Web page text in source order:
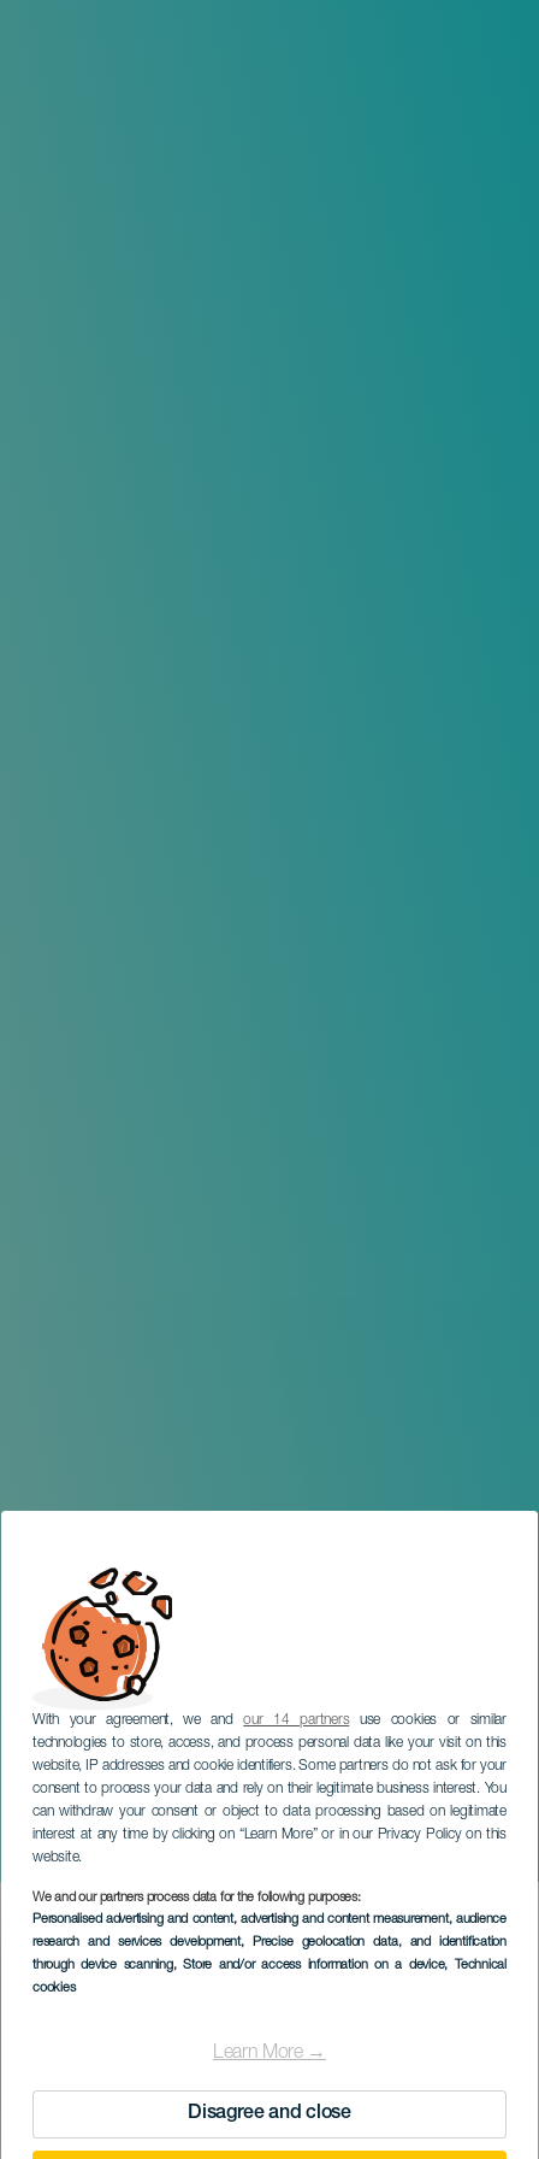
With your agreement, we andour 14 partnersuse cookies or similar
technologies to store, access, and process personal data like your visit on this
website, IP addresses and cookie identifiers. Some partners do not ask for your
consent to process your data and rely on their legitimate business interest. You
can withdraw your consent or object to data processing based on legitimate
interest at any time by clicking on “Learn More” or in our Privacy Policy on this
website.
We and our partners process data for the following purposes:
Personalised advertising and content, advertising and content measurement, audience
research and services development, Precise geolocation data, and identification
through device scanning, Store and/or access information on a device, Technical
cookies
Learn More →
Disagree and close
Baskenmütze im Konzert
GRAN CANARIA
Imagen
Listado